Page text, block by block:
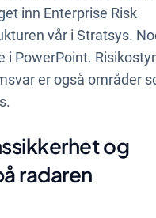
inn Enterprise Risk
vår i Stratsys.
i PowerPoint.
er også områder
og
radaren